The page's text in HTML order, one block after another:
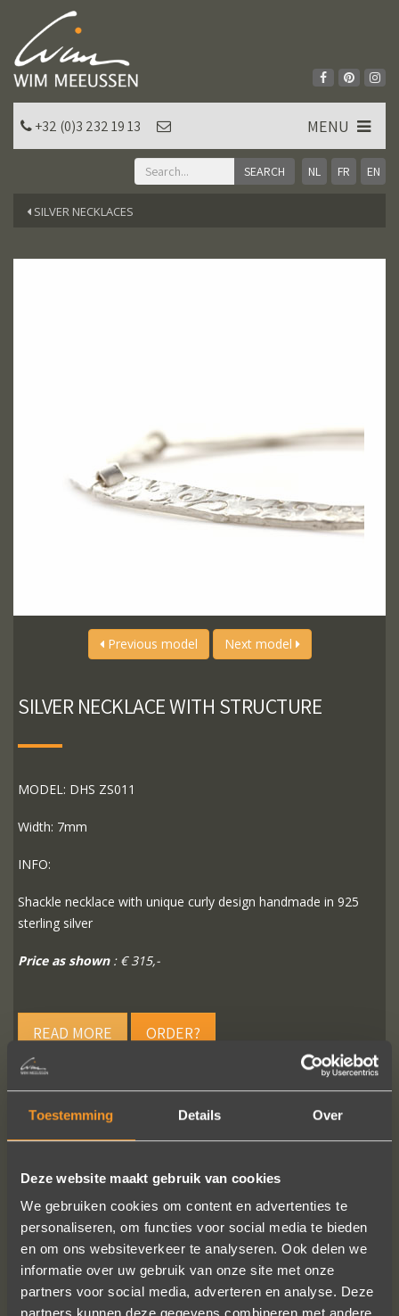
Toestemming Details Over
Deze website maakt gebruik van cookies
We gebruiken cookies om content en advertenties te
personaliseren, om functies voor social media te bieden
en om ons websiteverkeer te analyseren. Ook delen we
informatie over uw gebruik van onze site met onze
partners voor social media, adverteren en analyse. Deze
NL FR EN
+32 (0)3 232 19 13 MENU
SILVER NECKLACES
Previous model Next model
SILVER NECKLACE WITH STRUCTURE
MODEL: DHS ZS011
Width: 7mm
INFO:
Shackle necklace with unique curly design handmade in 925
sterling silver
Price as shown: € 315,-
READ MORE ORDER?
FOLLOW US ON SOCIAL MEDIA
In de ban van uw creaties zijn we